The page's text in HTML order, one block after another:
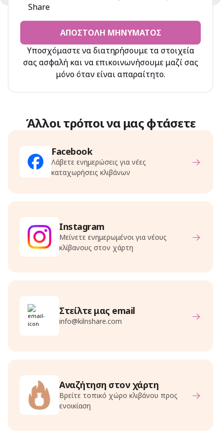
Share
ΑΠΟΣΤΟΛΉ ΜΗΝΎΜΑΤΟΣ
Υποσχόμαστε να διατηρήσουμε τα στοιχεία
σας ασφαλή και να επικοινωνήσουμε μαζί σας
μόνο όταν είναι απαραίτητο.
Άλλοι τρόποι να μας φτάσετε
Facebook
Λάβετε ενημερώσεις για νέες
καταχωρήσεις κλιβάνων
Instagram
Μείνετε ενημερωμένοι για νέους
κλίβανους στον χάρτη
Στείλτε μας email
info@kilnshare.com
Αναζήτηση στον χάρτη
Βρείτε τοπικό χώρο κλιβάνου προς
ενοικίαση